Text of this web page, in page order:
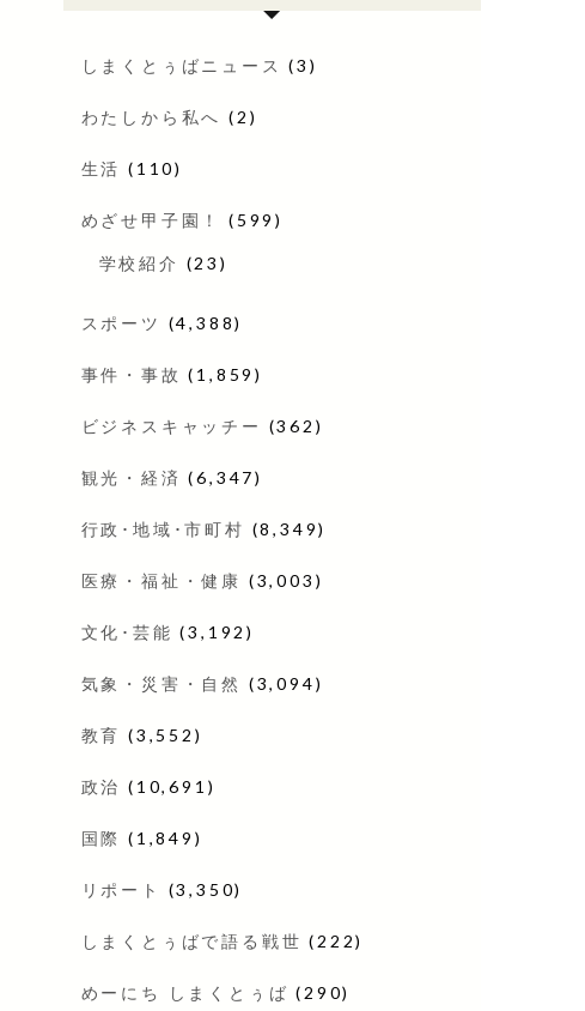
しまくとぅばニュース (3)
わたしから私へ (2)
生活 (110)
めざせ甲子園！ (599)
学校紹介 (23)
スポーツ (4,388)
事件・事故 (1,859)
ビジネスキャッチー (362)
観光・経済 (6,347)
行政･地域･市町村 (8,349)
医療・福祉・健康 (3,003)
文化･芸能 (3,192)
気象・災害・自然 (3,094)
教育 (3,552)
政治 (10,691)
国際 (1,849)
リポート (3,350)
しまくとぅばで語る戦世 (222)
めーにち しまくとぅば (290)